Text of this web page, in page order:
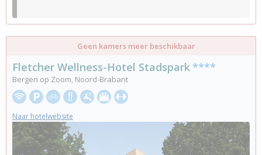
Geen kamers meer beschikbaar
Fletcher Wellness-Hotel Stadspark ****
Bergen op Zoom, Noord-Brabant
Naar hotelwebsite